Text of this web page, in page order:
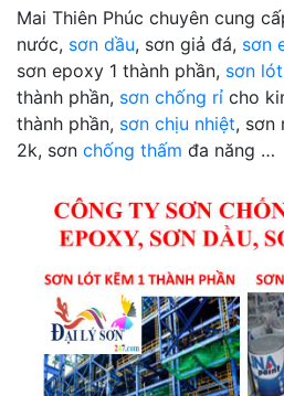
Mai Thiên Phúc chuyên cung
nước, sơn dầu, sơn giả đá, sơn
sơn epoxy 1 thành phần, sơn lót
thành phần, sơn chống rỉ cho
thành phần, sơn chịu nhiệt, sơn
2k, sơn chống thấm đa năng …